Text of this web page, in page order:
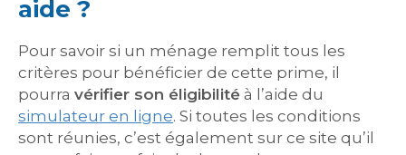
aide ?
Pour savoir si un ménage remplit tous les
critères pour bénéficier de cette prime, il
pourra vérifier son éligibilité à l’aide du
simulateur en ligne. Si toutes les conditions
sont réunies, c’est également sur ce site qu’il